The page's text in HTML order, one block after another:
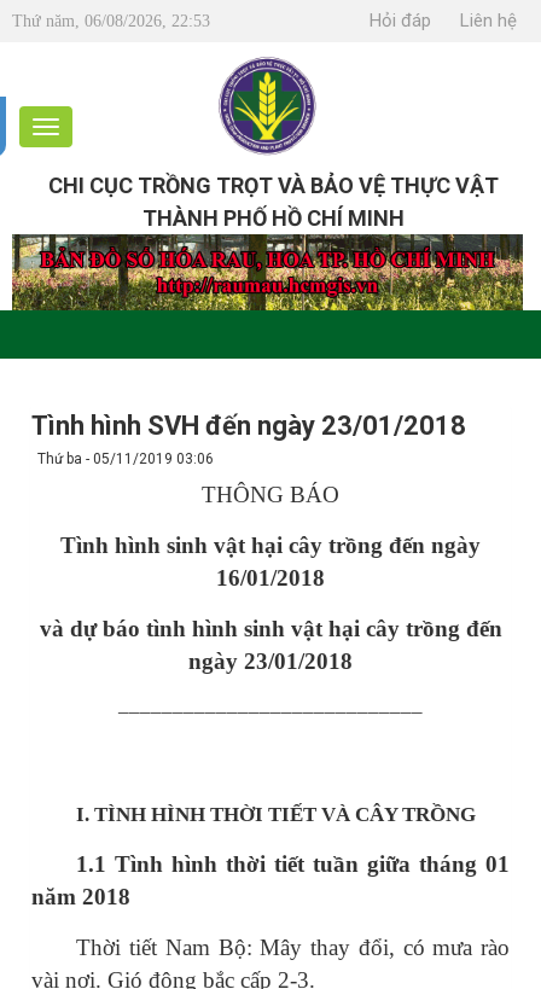
Thứ năm, 06/08/2026, 22:53 Hỏi đáp Liên hệ
CHI CỤC TRỒNG TRỌT VÀ BẢO VỆ THỰC VẬT
THÀNH PHỐ HỒ CHÍ MINH
Tình hình SVH đến ngày 23/01/2018
Thứ ba - 05/11/2019 03:06
THÔNG BÁO
Tình hình sinh vật hại cây trồng đến ngày
16/01/2018
và dự báo tình hình sinh vật hại cây trồng đến
ngày 23/01/2018
I.TÌNH HÌNH THỜI TIẾT VÀ CÂY TRỒNG
1.1 Tình hình thời tiết tuần giữa tháng 01
năm 2018
Thời tiết Nam Bộ: Mây thay đổi, có mưa rào
vài nơi. Gió đông bắc cấp 2-3.